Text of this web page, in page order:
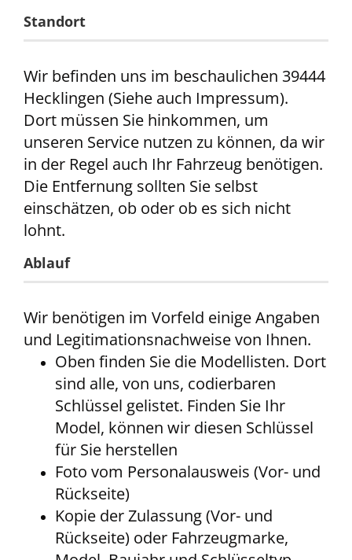
Standort
Wir befinden uns im beschaulichen 39444
Hecklingen (Siehe auch Impressum).
Dort müssen Sie hinkommen, um
unseren Service nutzen zu können, da wir
in der Regel auch Ihr Fahrzeug benötigen.
Die Entfernung sollten Sie selbst
einschätzen, ob oder ob es sich nicht
lohnt.
Ablauf
Wir benötigen im Vorfeld einige Angaben
und Legitimationsnachweise von Ihnen.
Oben finden Sie die Modellisten. Dort
sind alle, von uns, codierbaren
Schlüssel gelistet. Finden Sie Ihr
Model, können wir diesen Schlüssel
für Sie herstellen
Foto vom Personalausweis (Vor- und
Rückseite)
Kopie der Zulassung (Vor- und
Rückseite) oder Fahrzeugmarke,